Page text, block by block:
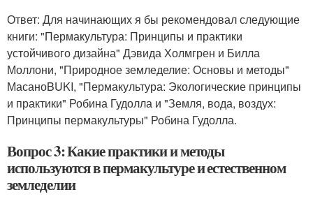
Ответ: Для начинающих я бы рекомендовал следующие
книги: "Пермакультура: Принципы и практики
устойчивого дизайна" Дэвида Холмгрен и Билла
Моллони, "Природное земледелие: Основы и методы"
МасаноBUKI, "Пермакультура: Экологические принципы
и практики" Робина Гудолла и "Земля, вода, воздух:
Принципы пермакультуры" Робина Гудолла.
Вопрос 3: Какие практики и методы
используются в пермакультуре и естественном
земледелии